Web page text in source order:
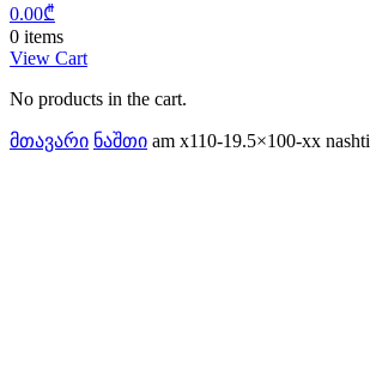
0.00₾
0 items
View Cart
No products in the cart.
მთავარი ნაშთი am x110-19.5×100-xx nashti